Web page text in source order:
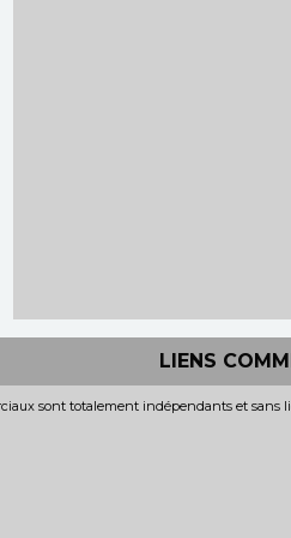
LIENS
sont totalement indépendants et sans